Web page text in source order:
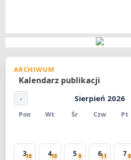
ARCHIWUM
Kalendarz publikacji
‹ Sierpień 2026
Pon Wt Śr Czw Pt
310 410 5 9 611 7 8